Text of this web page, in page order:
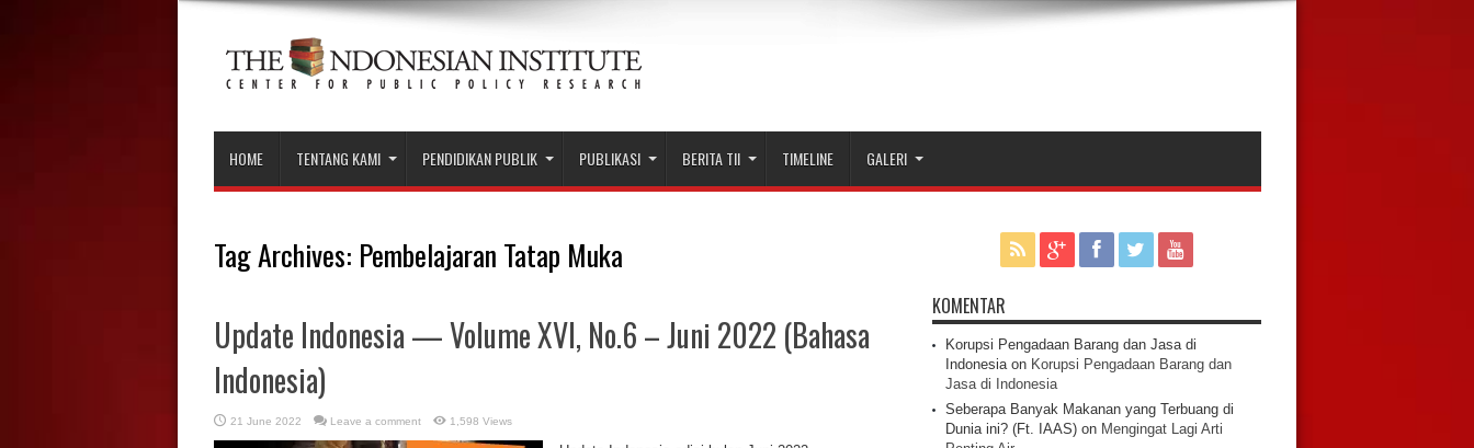
HOME TENTANG KAMI PENDIDIKAN PUBLIK PUBLIKASI BERITA TII TIMELINE GALERI
Tag Archives: Pembelajaran Tatap Muka
Update Indonesia — Volume XVI, No.6 – Juni 2022 (Bahasa
Indonesia)
21 June 2022 Leave a comment 1,598 Views
KOMENTAR
Korupsi Pengadaan Barang dan Jasa di
Indonesiaon Korupsi Pengadaan Barang dan
Jasa di Indonesia
Seberapa Banyak Makanan yang Terbuang di
Dunia ini? (Ft. IAAS)on Mengingat Lagi Arti